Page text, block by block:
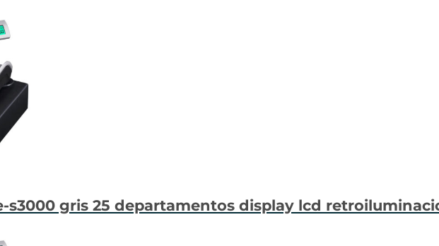
s3000 gris 25 departamentos display lcd